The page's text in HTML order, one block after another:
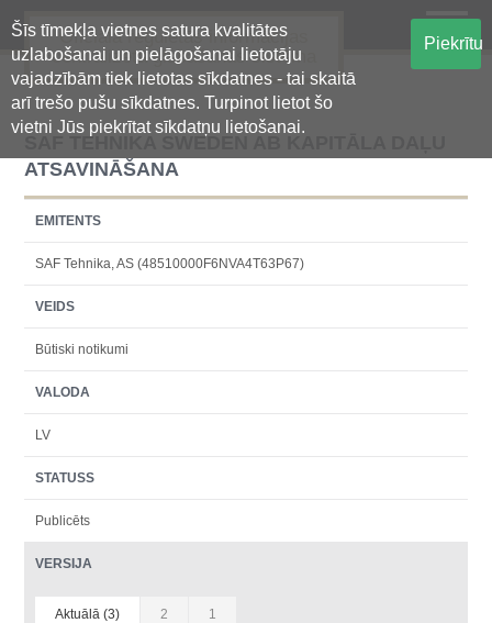
Šīs tīmekļa vietnes satura kvalitātes
uzlabošanai un pielāgošanai lietotāju
vajadzībām tiek lietotas sīkdatnes - tai skaitā
arī trešo pušu sīkdatnes. Turpinot lietot šo
vietni Jūs piekrītat sīkdatņu lietošanai.
Piekrītu
Oficiālā regulētās informācijas
centralizētā glabāšanas sistēma
SAF TEHNIKA SWEDEN AB KAPITĀLA DAĻU
ATSAVINĀŠANA
EMITENTS
SAF Tehnika, AS (48510000F6NVA4T63P67)
VEIDS
Būtiski notikumi
VALODA
LV
STATUSS
Publicēts
VERSIJA
Aktuālā (3) 2 1